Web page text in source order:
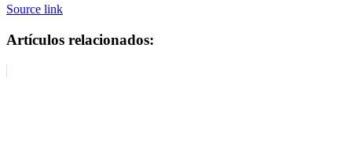
Source link
Artículos relacionados: